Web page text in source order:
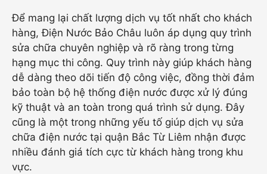
Để mang lại chất lượng dịch vụ tốt nhất cho khách
hàng, Điện Nước Bảo Châu luôn áp dụng quy trình
sửa chữa chuyên nghiệp và rõ ràng trong từng
hạng mục thi công. Quy trình này giúp khách hàng
dễ dàng theo dõi tiến độ công việc, đồng thời đảm
bảo toàn bộ hệ thống điện nước được xử lý đúng
kỹ thuật và an toàn trong quá trình sử dụng. Đây
cũng là một trong những yếu tố giúp dịch vụ sửa
chữa điện nước tại quận Bắc Từ Liêm nhận được
nhiều đánh giá tích cực từ khách hàng trong khu
vực.